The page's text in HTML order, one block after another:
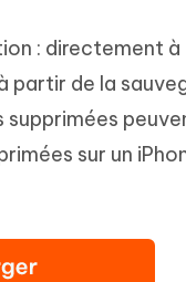
: directement
partir de la
supprimées
sur un